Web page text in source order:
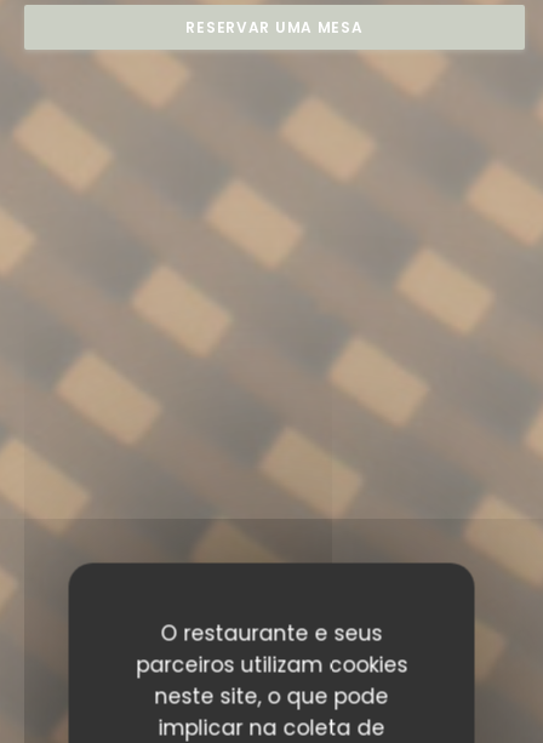
O restaurante e seus
parceiros utilizam cookies
neste site, o que pode
implicar na coleta de
RESERVAR UMA MESA